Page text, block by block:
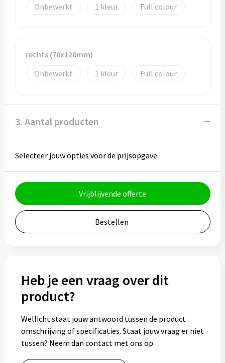
Mokken & kopjes
Lunchboxen
Muntjes
Klassieke paraplu's
Opvouwbare paraplu's
Technologie
Vrije tijd
Gereedschap
Onbewerkt
1 Full colour
rechts (70x120mm)
Onbewerkt
1 Full colour
3. Aantal producten
Selecteer jouw opties voor de prijsopgave.
Vrijblijvende offerte
Bestellen
Heb je een vraag over dit
product?
Wellicht staat jouw antwoord tussen de product
omschrijving of specificaties. Staat jouw vraag er niet
tussen? Neem dan contact met ons op